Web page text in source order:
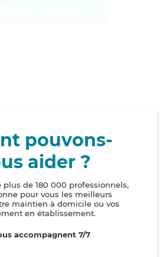
pouvons-
aider ?
plus de 180 000 professionnels,
pour vous les meilleurs
maintien à domicile ou vos
en établissement.
accompagnent 7/7